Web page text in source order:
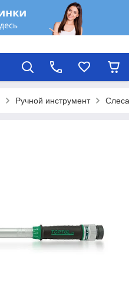
Ручной инструмент